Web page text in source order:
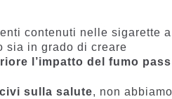
contenuti nelle sigarette a
sia in grado di creare
l’impatto del fumo
sulla salute, non